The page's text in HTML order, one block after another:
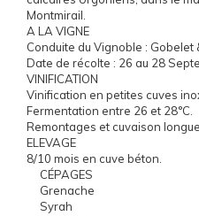
Montmirail.
A LA VIGNE
Conduite du Vignoble :
Date de récolte : 26 au 28
VINIFICATION
Vinification en petites cuves
Fermentation entre 26 et 28°C.
Remontages et cuvaison
ELEVAGE
8/10 mois en cuve béton.
CÉPAGES
Grenache
Syrah